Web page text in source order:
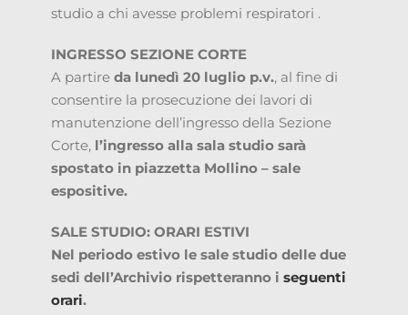
studio a chi avesse problemi respiratori .
INGRESSO SEZIONE CORTE
A partire da lunedì 20 luglio p.v., al fine di
consentire la prosecuzione dei lavori di
manutenzione dell’ingresso della Sezione
Corte, l’ingresso alla sala studio sarà
spostato in piazzetta Mollino – sale
espositive.
SALE STUDIO: ORARI ESTIVI
Nel periodo estivo le sale studio delle due
sedi dell’Archivio rispetteranno i seguenti
orari.